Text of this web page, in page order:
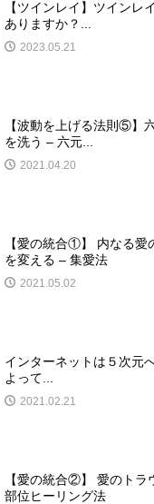
【ツインレイ】ツインレ
ありますか？...
2023.05.21
【波動を上げる法則⑤】
を洗う – 六元...
2021.04.20
【愛の統合①】 内なる愛
を変える – 集愛法
2021.05.02
インターネットは５次元
よって...
2021.02.21
【愛の統合②】 愛のト
部位ヒーリング法